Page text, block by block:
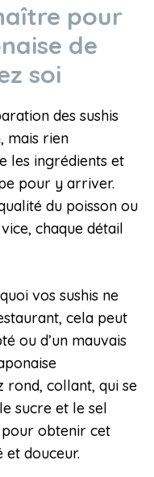
pour
de
soi
des sushis
mais rien
les ingrédients et
pour y arriver.
du poisson ou
chaque détail
vos sushis ne
cela peut
ou d’un mauvais
collant, qui se
sucre et le sel
obtenir cet
douceur.